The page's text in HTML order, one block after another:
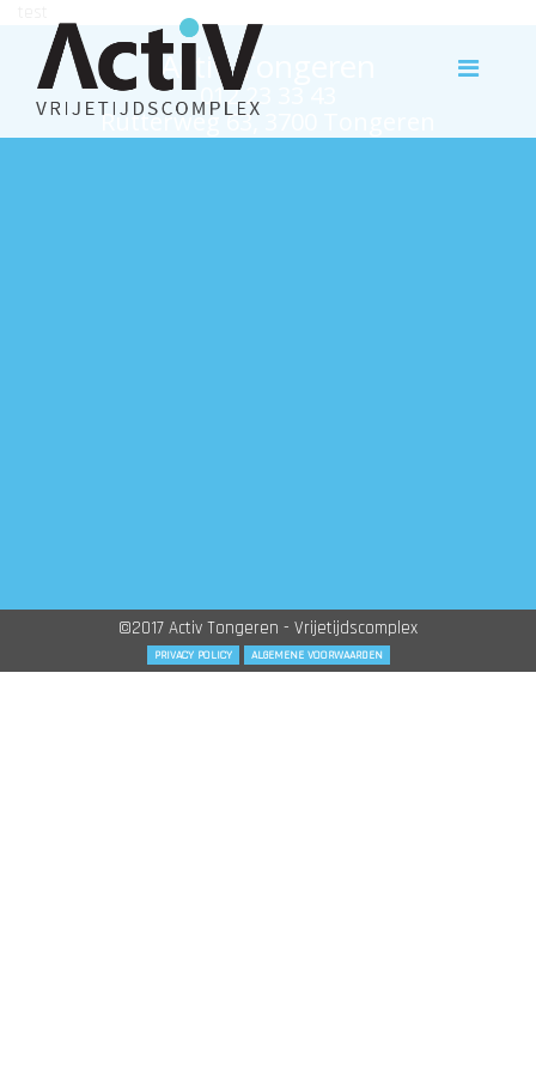
Activ Tongeren
012 23 33 43
Rutterweg 63, 3700 Tongeren
©2017 Activ Tongeren - Vrijetijdscomplex
PRIVACY POLICY ALGEMENE VOORWAARDEN